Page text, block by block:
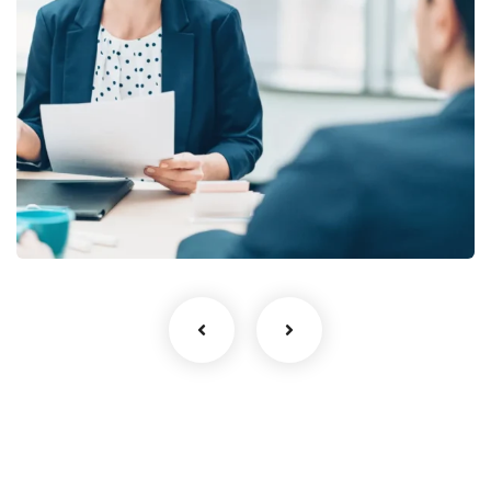
Finance 101: Start Now
Finance